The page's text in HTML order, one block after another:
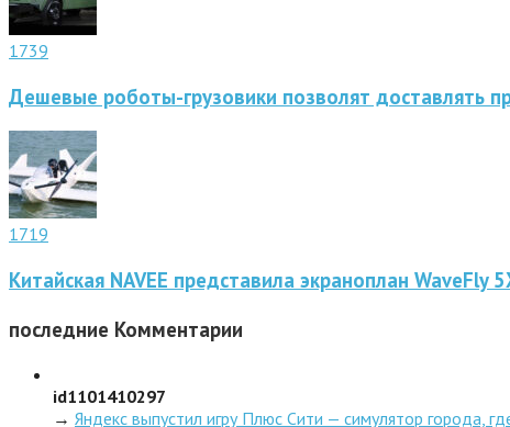
1739
Дешевые роботы-грузовики позволят доставлять
1719
Китайская NAVEE представила экраноплан WaveFly
последние Комментарии
id1101410297
→ Яндекс выпустил игру Плюс Сити — симулятор города,